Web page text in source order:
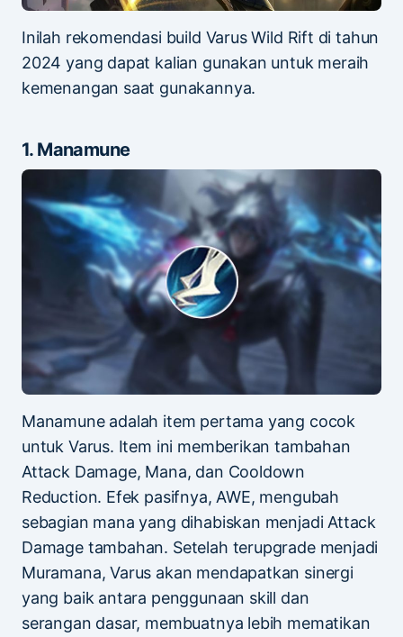
Inilah rekomendasi build Varus Wild Rift di tahun
2024 yang dapat kalian gunakan untuk meraih
kemenangan saat gunakannya.
1. Manamune
Manamune adalah item pertama yang cocok
untuk Varus. Item ini memberikan tambahan
Attack Damage, Mana, dan Cooldown
Reduction. Efek pasifnya, AWE, mengubah
sebagian mana yang dihabiskan menjadi Attack
Damage tambahan. Setelah terupgrade menjadi
Muramana, Varus akan mendapatkan sinergi
yang baik antara penggunaan skill dan
serangan dasar, membuatnya lebih mematikan